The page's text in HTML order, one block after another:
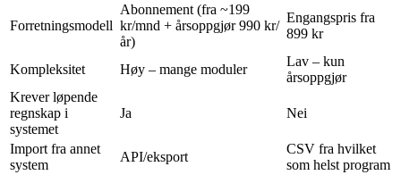
Forretningsmodell
Abonnement (fra ~199
kr/mnd + årsoppgjør 990 kr/
år)
Engangspris fra
899 kr
Kompleksitet Høy – mange moduler
Lav – kun
årsoppgjør
Krever løpende
regnskap i
systemet
Ja Nei
Import fra annet
system
API/eksport
CSV fra hvilket
som helst program